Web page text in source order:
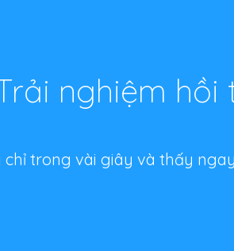
nghiệm hồi
chỉ trong vài giây và thấy